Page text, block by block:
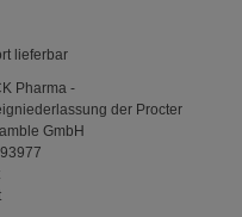
lieferbar
Pharma -
der Procter
GmbH